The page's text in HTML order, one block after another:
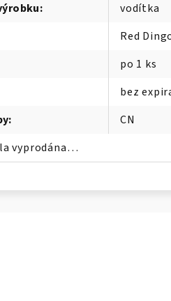
:
vodítka
Red
po 1 ks
bez
:
CN
vyprodána…